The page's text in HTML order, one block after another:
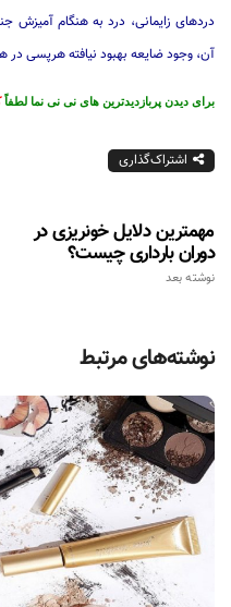
دردهای زایمانی، درد به هنگام آمیزش
آن، وجود ضایعه بهبود نیافته هرپسی در
برای دیدن پربازدیدترین های نی نی نما لطفاً
اشتراک‌گذاری
مهمترین دلایل خونریزی در
دوران بارداری چیست؟
نوشته بعد
نوشته‌های مرتبط